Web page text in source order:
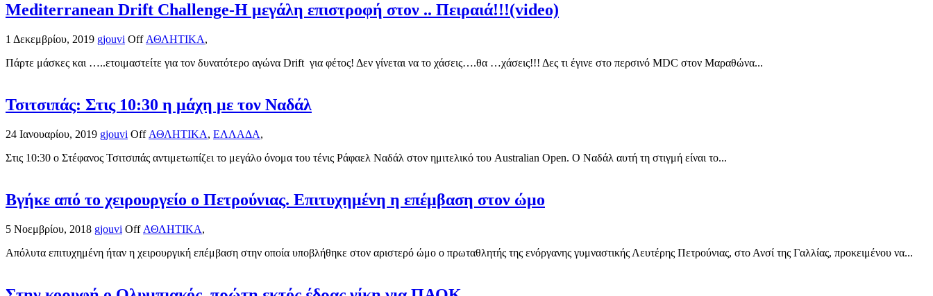
Mediterranean Drift Challenge-Η μεγάλη επιστροφή στον .. Πειραιά!!!(video)
1 Δεκεμβρίου, 2019 gjouvi Off ΑΘΛΗΤΙΚΑ,
Πάρτε μάσκες και …..ετοιμαστείτε για τον δυνατότερο αγώνα Drift για φέτος! Δεν γίνεται να το χάσεις….θα …χάσεις!!! Δες τι έγινε στο περσινό MDC στον Μαραθώνα...
Τσιτσιπάς: Στις 10:30 η μάχη με τον Ναδάλ
24 Ιανουαρίου, 2019 gjouvi Off ΑΘΛΗΤΙΚΑ, ΕΛΛΑΔΑ,
Στις 10:30 ο Στέφανος Τσιτσιπάς αντιμετωπίζει το μεγάλο όνομα του τένις Ράφαελ Ναδάλ στον ημιτελικό του Australian Open. Ο Ναδάλ αυτή τη στιγμή είναι το...
Βγήκε από το χειρουργείο ο Πετρούνιας. Επιτυχημένη η επέμβαση στον ώμο
5 Νοεμβρίου, 2018 gjouvi Off ΑΘΛΗΤΙΚΑ,
Απόλυτα επιτυχημένη ήταν η χειρουργική επέμβαση στην οποία υποβλήθηκε στον αριστερό ώμο ο πρωταθλητής της ενόργανης γυμναστικής Λευτέρης Πετρούνιας, στο Ανσί της Γαλλίας, προκειμένου να...